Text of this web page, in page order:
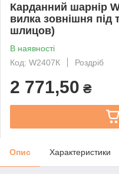
Карданний шарнір
вилка зовнішня під
шлицов)
В наявності
Код: W2407К
Роздріб
2 771,50 ₴
Опис Характеристики